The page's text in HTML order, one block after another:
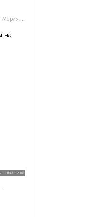
Мария Пази
на
2018